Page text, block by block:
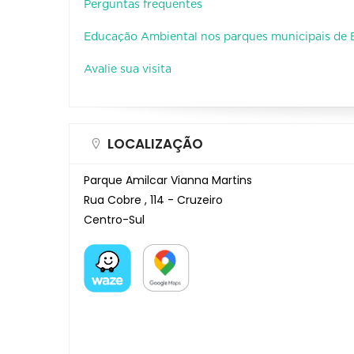
Perguntas frequentes
Educação Ambiental nos parques municipais de
Avalie sua visita
LOCALIZAÇÃO
Parque Amilcar Vianna Martins
Rua Cobre , 114 - Cruzeiro
Centro-Sul